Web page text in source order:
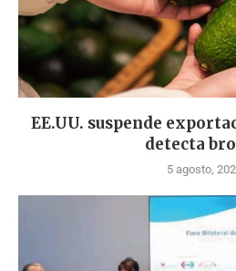
EE.UU. suspende
detecta
5 agosto,